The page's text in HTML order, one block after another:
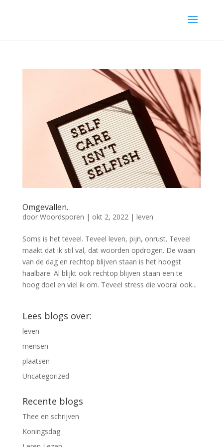
Omgevallen.
door Woordsporen | okt 2, 2022| leven
Soms is het teveel. Teveel leven, pijn, onrust. Teveel
maakt dat ik stil val, dat woorden opdrogen. De waan
van de dag en rechtop blijven staan is het hoogst
haalbare. Al blijkt ook rechtop blijven staan een te
hoog doel en viel ik om. Teveel stress die vooral ook...
Lees blogs over:
leven
mensen
plaatsen
Uncategorized
Recente blogs
Thee en schrijven
Koningsdag